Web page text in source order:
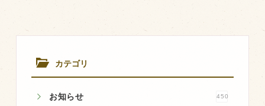
カテゴリ
お知らせ 450
オリジナル投稿レシピ
十勝帯広の観光
採用情報
blog
牧場の仕事